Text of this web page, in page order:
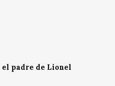
padre de Lionel